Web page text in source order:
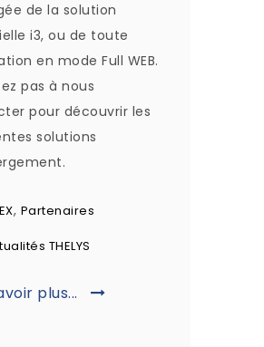
de la solution
i3, ou de toute
en mode Full WEB.
pas à nous
pour découvrir les
solutions
, Partenaires
THELYS
plus...